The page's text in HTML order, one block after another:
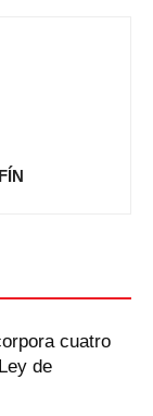
cuatro
de